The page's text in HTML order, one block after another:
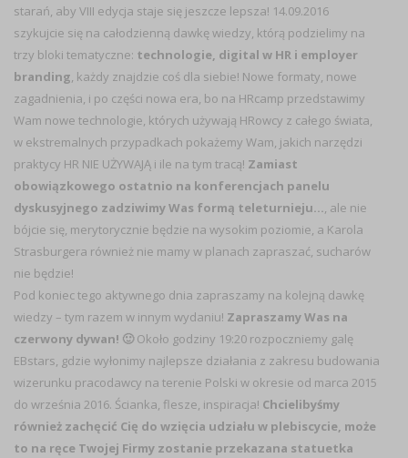
starań, aby VIII edycja staje się jeszcze lepsza! 14.09.2016
szykujcie się na całodzienną dawkę wiedzy, którą podzielimy na
trzy bloki tematyczne: technologie, digital w HR i employer
branding, każdy znajdzie coś dla siebie! Nowe formaty, nowe
zagadnienia, i po części nowa era, bo na HRcamp przedstawimy
Wam nowe technologie, których używają HRowcy z całego świata,
w ekstremalnych przypadkach pokażemy Wam, jakich narzędzi
praktycy HR NIE UŻYWAJĄ i ile na tym tracą! Zamiast
obowiązkowego ostatnio na konferencjach panelu
dyskusyjnego zadziwimy Was formą teleturnieju…, ale nie
bójcie się, merytorycznie będzie na wysokim poziomie, a Karola
Strasburgera również nie mamy w planach zapraszać, sucharów
nie będzie!
Pod koniec tego aktywnego dnia zapraszamy na kolejną dawkę
wiedzy – tym razem w innym wydaniu! Zapraszamy Was na
czerwony dywan! 🙂Około godziny 19:20 rozpoczniemy galę
EBstars, gdzie wyłonimy najlepsze działania z zakresu budowania
wizerunku pracodawcy na terenie Polski w okresie od marca 2015
do września 2016. Ścianka, flesze, inspiracja! Chcielibyśmy
również zachęcić Cię do wzięcia udziału w plebiscycie, może
to na ręce Twojej Firmy zostanie przekazana statuetka